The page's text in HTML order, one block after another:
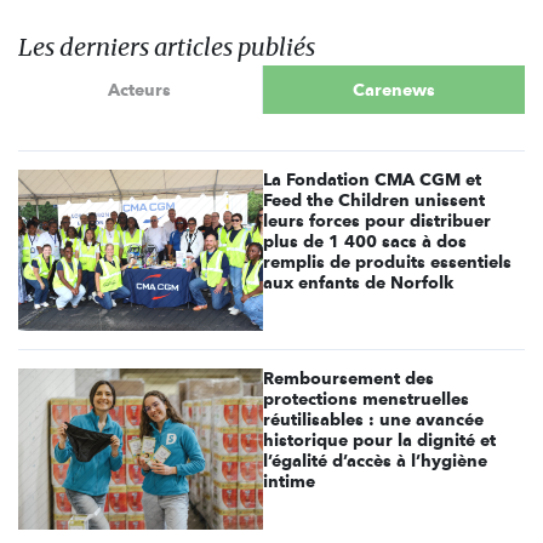
Les derniers articles publiés
Acteurs Carenews
La Fondation CMA CGM et
Feed the Children unissent
leurs forces pour distribuer
plus de 1 400 sacs à dos
remplis de produits essentiels
aux enfants de Norfolk
Remboursement des
protections menstruelles
réutilisables : une avancée
historique pour la dignité et
l’égalité d’accès à l’hygiène
intime